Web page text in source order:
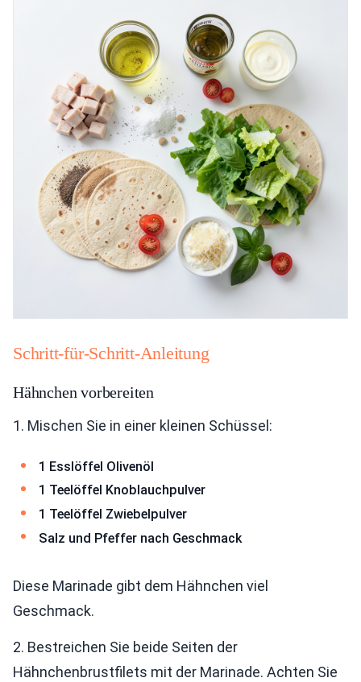
Schritt-für-Schritt-Anleitung
Hähnchen vorbereiten
1. Mischen Sie in einer kleinen Schüssel:
1 Esslöffel Olivenöl
1 Teelöffel Knoblauchpulver
1 Teelöffel Zwiebelpulver
Salz und Pfeffer nach Geschmack
Diese Marinade gibt dem Hähnchen viel
Geschmack.
2. Bestreichen Sie beide Seiten der
Hähnchenbrustfilets mit der Marinade. Achten Sie